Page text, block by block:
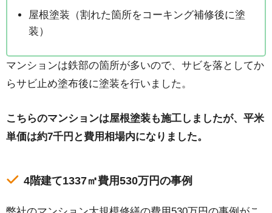
屋根塗装（割れた箇所をコーキング補修後に塗
装）
マンションは鉄部の箇所が多いので、サビを落としてか
らサビ止め塗布後に塗装を行いました。
こちらのマンションは屋根塗装も施工しましたが、平米
単価は約7千円と費用相場内になりました。
4階建て1337㎡費用530万円の事例